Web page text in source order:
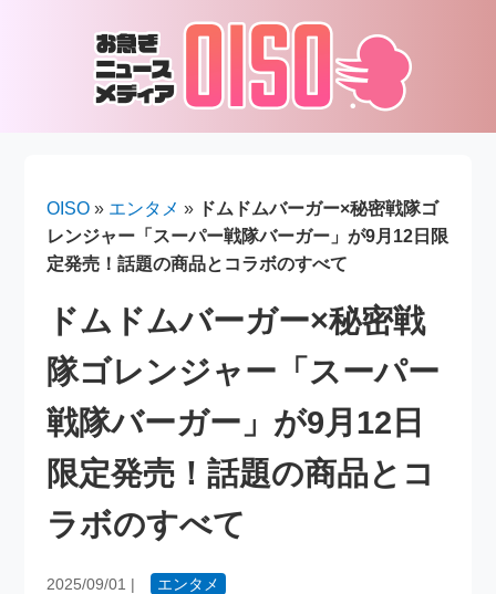
OISO » エンタメ »
ドムドムバーガー×秘密戦隊ゴ
レンジャー「スーパー戦隊バーガー」が9月12日限
定発売！話題の商品とコラボのすべて
ドムドムバーガー×秘密戦
隊ゴレンジャー「スーパー
戦隊バーガー」が9月12日
限定発売！話題の商品とコ
ラボのすべて
2025/09/01 | エンタメ